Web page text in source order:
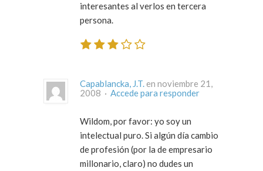
interesantes al verlos en tercera
persona.
Capablancka, J.T. en noviembre 21,
2008 · Accede para responder
Wildom, por favor: yo soy un
intelectual puro. Si algún día cambio
de profesión (por la de empresario
millonario, claro) no dudes un